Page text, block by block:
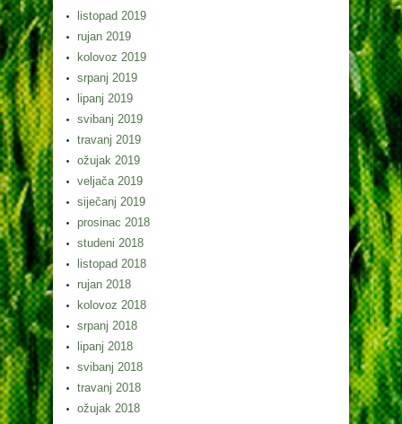
listopad 2019
rujan 2019
kolovoz 2019
srpanj 2019
lipanj 2019
svibanj 2019
travanj 2019
ožujak 2019
veljača 2019
siječanj 2019
prosinac 2018
studeni 2018
listopad 2018
rujan 2018
kolovoz 2018
srpanj 2018
lipanj 2018
svibanj 2018
travanj 2018
ožujak 2018